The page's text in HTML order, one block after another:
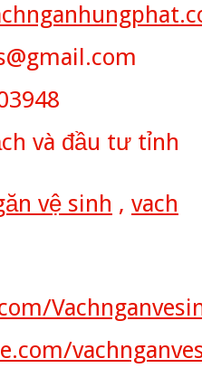
và đầu tư tỉnh
vệ sinh , vach